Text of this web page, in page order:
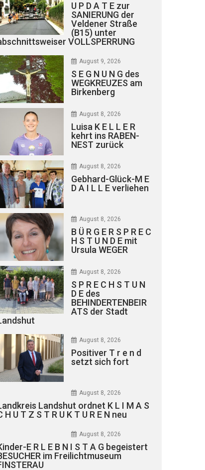
U P D A T E zur
SANIERUNG der
Veldener Straße
(B15) unter
VOLLSPERRUNG
August 9, 2026
S E G N U N G des
WEGKREUZES am
Birkenberg
August 8, 2026
Luisa K E L L E R
kehrt ins RABEN-
NEST zurück
August 8, 2026
Gebhard-Glück-M E
D A I L L E verliehen
August 8, 2026
B Ü R G E R S P R E C
H S T U N D E mit
Ursula WEGER
August 8, 2026
S P R E C H S T U N
D E des
BEHINDERTENBEIR
ATS der Stadt
August 8, 2026
Positiver T r e n d
setzt sich fort
August 8, 2026
Landshut ordnet K L I M A S
H U T Z S T R U K T U R E N neu
August 8, 2026
E R L E B N I S T A G begeistert
im Freilichtmuseum